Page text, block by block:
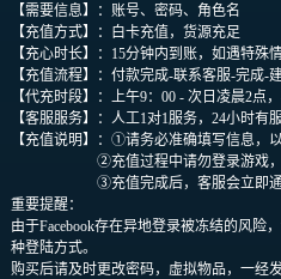
【需要信息】：账号、密码、角色名
【充值方式】：白卡充值，货源充足
【充心时长】：15分钟内到账，如遇特殊
【充值流程】：付款完成-联系客服-完成-
【代充时段】：上午9：00 - 次日凌晨2点
【客服服务】：人工1对1服务，24小时有
【充值说明】：①请务必准确填写信息，
②充值过程中请勿登录游戏，避
③充值完成后，客服会立即通
重要提醒：
由于Facebook存在异地登录被冻结的风险
种登陆方式。
购买后请及时更改密码，虚拟物品，一经